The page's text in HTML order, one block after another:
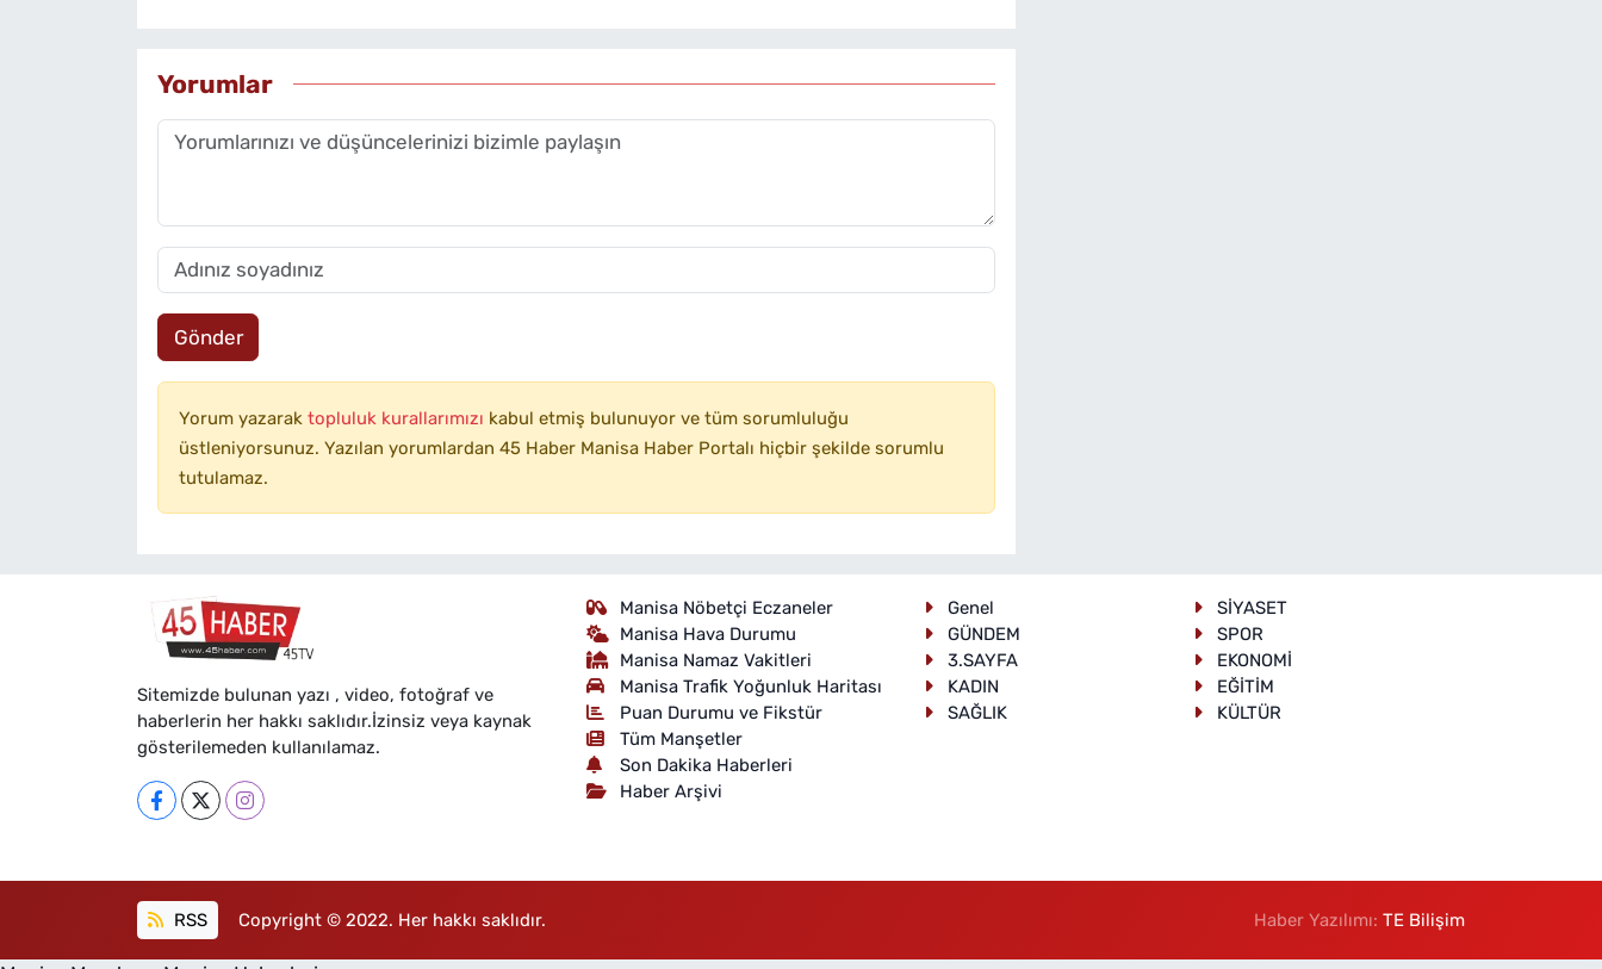
Yorumlar
Gönder
Yorum yazarak topluluk kurallarımızı kabul etmiş bulunuyor ve tüm sorumluluğu
üstleniyorsunuz. Yazılan yorumlardan 45 Haber Manisa Haber Portalı hiçbir şekilde sorumlu
tutulamaz.
Sitemizde bulunan yazı , video, fotoğraf ve
haberlerin her hakkı saklıdır.İzinsiz veya kaynak
gösterilemeden kullanılamaz.
Manisa Nöbetçi Eczaneler
Manisa Hava Durumu
Manisa Namaz Vakitleri
Manisa Trafik Yoğunluk Haritası
Puan Durumu ve Fikstür
Tüm Manşetler
Son Dakika Haberleri
Haber Arşivi
Genel
SİYASET
GÜNDEM
SPOR
3.SAYFA
EKONOMİ
KADIN
EĞİTİM
SAĞLIK
KÜLTÜR
RSS Copyright © 2022. Her hakkı saklıdır. Haber Yazılımı:TE Bilişim